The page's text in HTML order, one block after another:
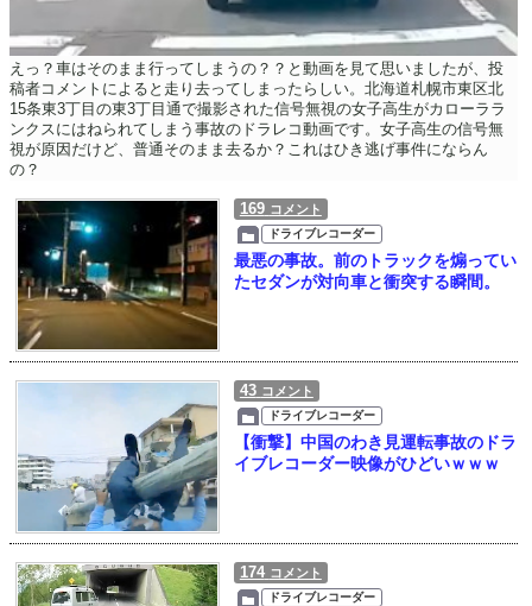
えっ？車はそのまま行ってしまうの？？と動画を見て思いましたが、投
稿者コメントによると走り去ってしまったらしい。北海道札幌市東区北
15条東3丁目の東3丁目通で撮影された信号無視の女子高生がカローララ
ンクスにはねられてしまう事故のドラレコ動画です。女子高生の信号無
視が原因だけど、普通そのまま去るか？これはひき逃げ事件にならん
の？
169 コメント
ドライブレコーダー
最悪の事故。前のトラックを煽ってい
たセダンが対向車と衝突する瞬間。
43 コメント
ドライブレコーダー
【衝撃】中国のわき見運転事故のドラ
イブレコーダー映像がひどいｗｗｗ
174 コメント
ドライブレコーダー